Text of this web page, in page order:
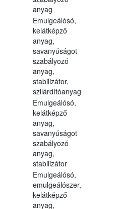
anyag
Emulgeálósó,
kelátképző
anyag,
savanyúságot
szabályozó
anyag,
stabilizátor,
szilárdítóanyag
Emulgeálósó,
kelátképző
anyag,
savanyúságot
szabályozó
anyag,
stabilizátor
Emulgeálósó,
emulgeálószer,
kelátképző
anyag,